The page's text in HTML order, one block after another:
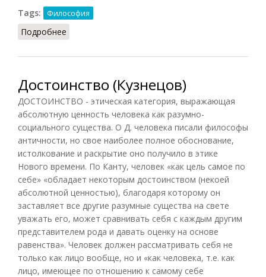
Tags:
Философия
Подробнее
Достоинство (Кузнецов)
ДОСТОИНСТВО - этическая категория, выражающая
абсолютную ценность человека как разумно-
социального существа. О Д. человека писали философы
античности, но свое наиболее полное обоснование,
истолкование и раскрытие оно получило в этике
Нового времени. По Канту, человек «как цель самое по
себе» «обладает некоторым достоинством (некоей
абсолютной ценностью), благодаря которому он
заставляет все другие разумные существа на свете
уважать его, может сравнивать себя с каждым другим
представителем рода и давать оценку на основе
равенства». Человек должен рассматривать себя не
только как лицо вообще, но и «как человека, т.е. как
лицо, имеющее по отношению к самому себе